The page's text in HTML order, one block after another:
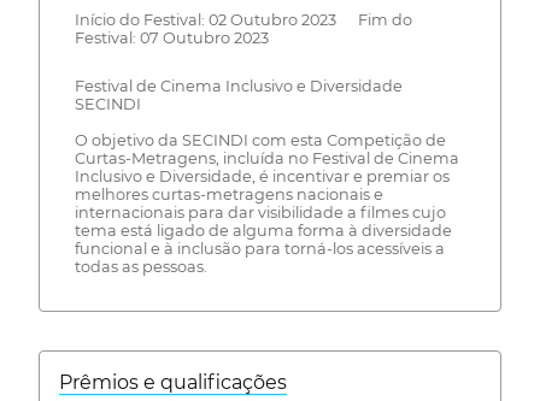
Início do Festival: 02 Outubro 2023 Fim do
Festival: 07 Outubro 2023
Festival de Cinema Inclusivo e Diversidade
SECINDI
O objetivo da SECINDI com esta Competição de
Curtas-Metragens, incluída no Festival de Cinema
Inclusivo e Diversidade, é incentivar e premiar os
melhores curtas-metragens nacionais e
internacionais para dar visibilidade a filmes cujo
tema está ligado de alguma forma à diversidade
funcional e à inclusão para torná-los acessíveis a
todas as pessoas.
Prêmios e qualificações